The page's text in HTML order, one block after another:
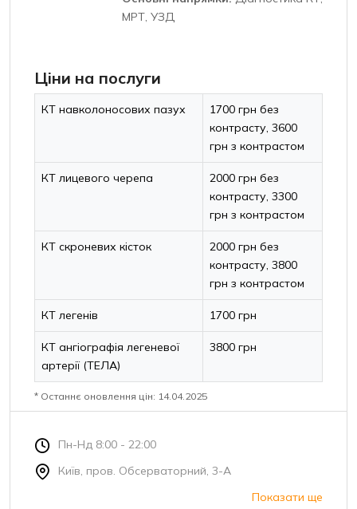
МРТ, УЗД
Ціни на послуги
КТ навколоносових пазух
1700 грн без
контрасту, 3600
грн з контрастом
КТ лицевого черепа
2000 грн без
контрасту, 3300
грн з контрастом
КТ скроневих кісток
2000 грн без
контрасту, 3800
грн з контрастом
КТ легенів 1700 грн
КТ ангіографія легеневої
артерії (ТЕЛА)
3800 грн
* Останнє оновлення цін: 14.04.2025
Пн-Нд 8:00 - 22:00
Київ, пров. Обсерваторний, 3-А
Показати ще